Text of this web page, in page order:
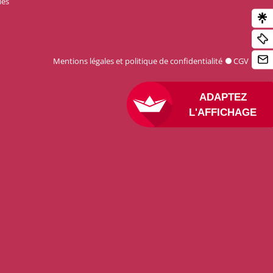
ADAPTEZ
L'AFFICHAGE
Mentions légales et politique de confidentialité CGV